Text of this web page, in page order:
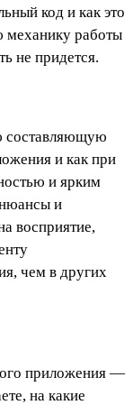
код и как это
механику работы
не придется.
составляющую
и как при
и ярким
и
восприятие,
чем в других
приложения —
на какие